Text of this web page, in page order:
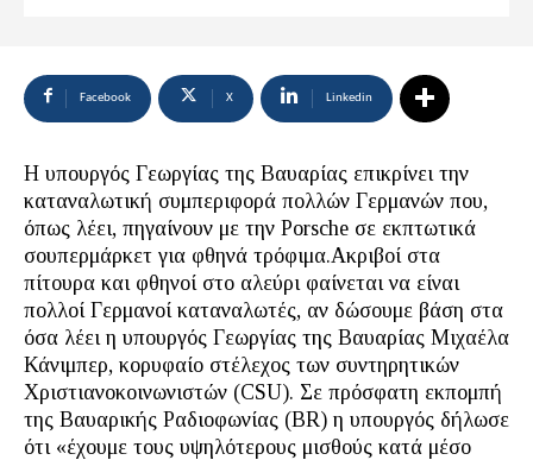
Facebook X Linkedin
Η υπουργός Γεωργίας της Βαυαρίας επικρίνει την
καταναλωτική συμπεριφορά πολλών Γερμανών που,
όπως λέει, πηγαίνουν με την Porsche σε εκπτωτικά
σουπερμάρκετ για φθηνά τρόφιμα.Ακριβοί στα
πίτουρα και φθηνοί στο αλεύρι φαίνεται να είναι
πολλοί Γερμανοί καταναλωτές, αν δώσουμε βάση στα
όσα λέει η υπουργός Γεωργίας της Βαυαρίας Μιχαέλα
Κάνιμπερ, κορυφαίο στέλεχος των συντηρητικών
Χριστιανοκοινωνιστών (CSU). Σε πρόσφατη εκπομπή
της Βαυαρικής Ραδιοφωνίας (BR) η υπουργός δήλωσε
ότι «έχουμε τους υψηλότερους μισθούς κατά μέσο